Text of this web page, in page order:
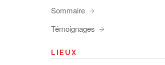
Sommaire
Témoignages
LIEUX